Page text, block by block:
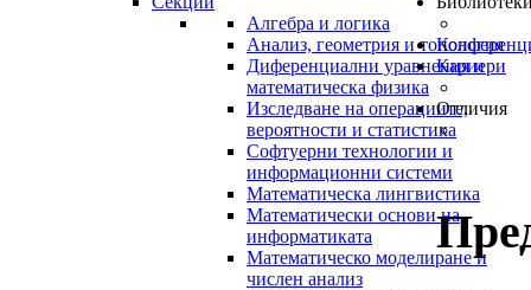
Алгебра и логика
Анализ, геометрия и топология
Диференциални уравнения и
математическа физика
Изследване на операциите,
вероятности и статистика
Софтуерни технологии и
информационни системи
Математическа лингвистика
Математически основи на
информатиката
Математическо моделиране и
числен анализ
Кариери
Отличия